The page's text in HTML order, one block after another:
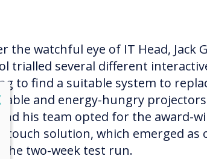
the watchful eye of IT Head, Jack
trialled several different
to find a suitable system to
and energy-hungry
his team opted for the award-
solution, which emerged as
two-week test run.